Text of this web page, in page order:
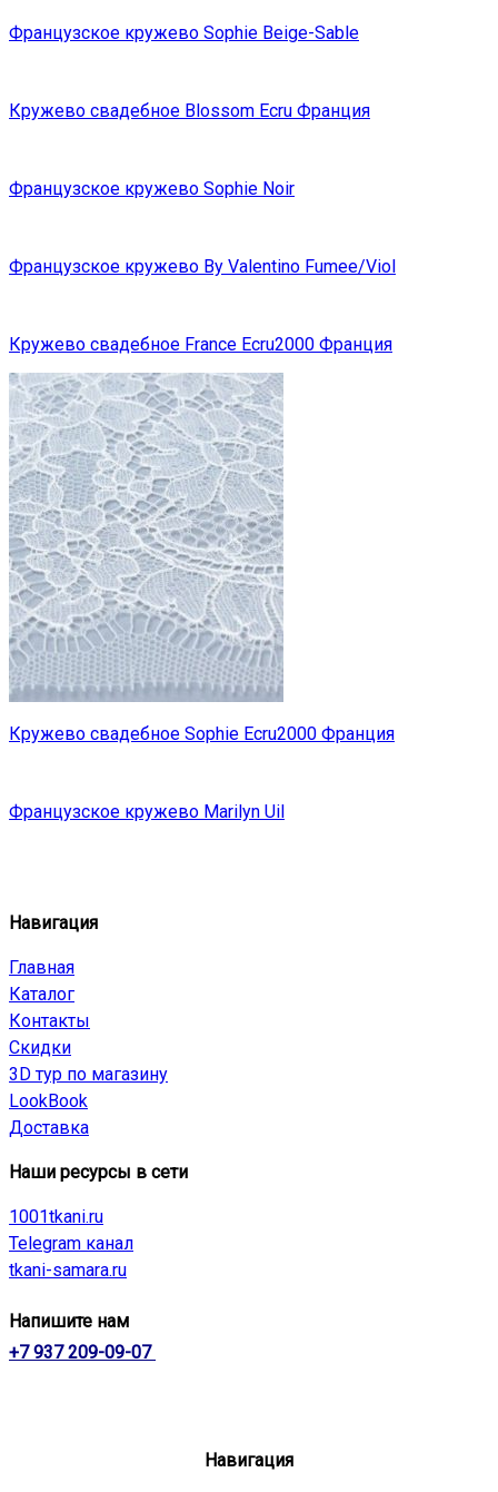
Французское кружево Sophie Beige-Sable
Кружево свадебное Blossom Ecru Франция
Французское кружево Sophie Noir
Французское кружево By Valentino Fumee/Viol
Кружево свадебное France Ecru2000 Франция
Кружево свадебное Sophie Ecru2000 Франция
Французское кружево Marilyn Uil
Навигация
Главная
Каталог
Контакты
Скидки
3D тур по магазину
LookBook
Доставка
Наши ресурсы в сети
1001tkani.ru
Telegram канал
tkani-samara.ru
Напишите нам
+7 937 209-09-07
Навигация